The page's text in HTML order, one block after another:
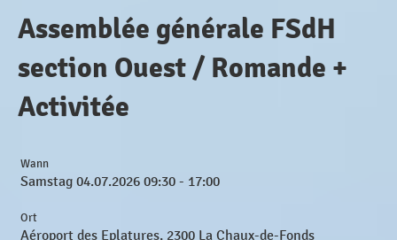
Assemblée générale FSdH
section Ouest / Romande +
Activitée
Wann
Samstag 04.07.2026 09:30 - 17:00
Ort
Aéroport des Eplatures, 2300 La Chaux-de-Fonds